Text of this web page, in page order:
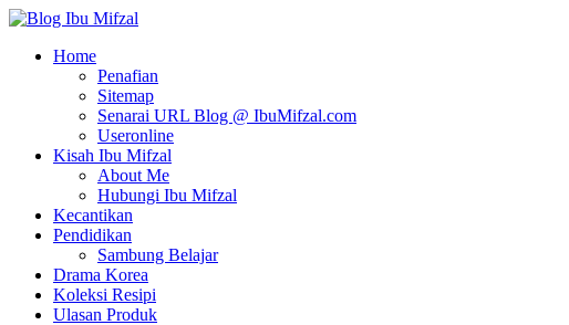
Home
Penafian
Sitemap
Senarai URL Blog @ IbuMifzal.com
Useronline
Kisah Ibu Mifzal
About Me
Hubungi Ibu Mifzal
Kecantikan
Pendidikan
Sambung Belajar
Drama Korea
Koleksi Resipi
Ulasan Produk